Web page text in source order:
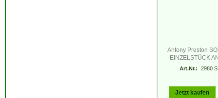
Antony Preston
EINZELSTÜCK
Art.Nr.: 2980 S
Jetzt kaufen